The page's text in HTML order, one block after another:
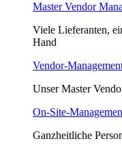
Master Vendor
Viele Lieferanten,
Hand
Vendor-
Unser Master
On-Site-
Ganzheitliche